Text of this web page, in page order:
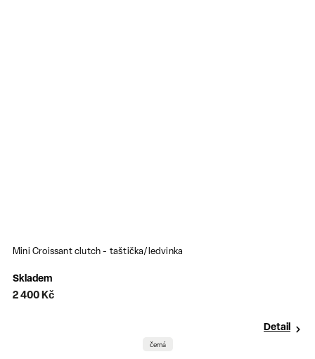
Mini Croissant clutch - taštička/ledvinka
Skladem
2 400 Kč
Detail
černá